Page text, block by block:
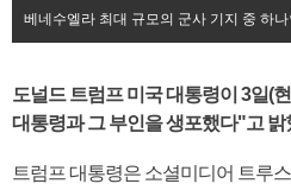
베네수엘라 최대 규모의 군사 기지 중 하
도널드 트럼프 미국 대통령이 3일(
대통령과 그 부인을 생포했다"고 밝
트럼프 대통령은 소셜미디어 트루